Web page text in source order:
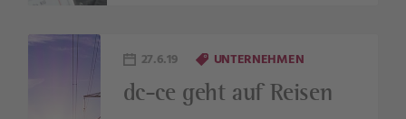
27.6.19 UNTERNEHMEN
dc-ce geht auf Reisen